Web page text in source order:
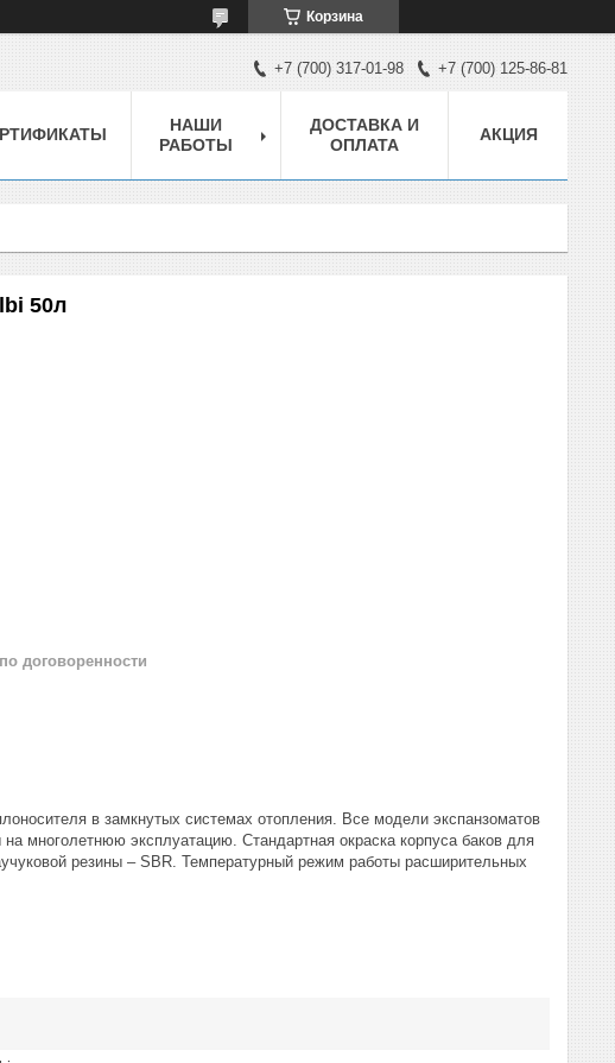
Корзина
+7 (700) 317-01-98 +7 (700) 125-86-81
НАШИ
РАБОТЫ
ДОСТАВКА И
ОПЛАТА
АКЦИЯ
50л
по договоренности
в замкнутых системах отопления. Все модели экспанзоматов
многолетнюю эксплуатацию. Стандартная окраска корпуса баков для
резины – SBR. Температурный режим работы расширительных